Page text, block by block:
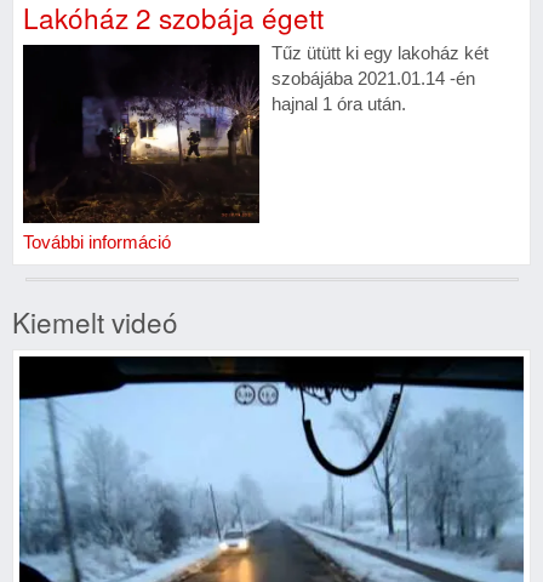
Lakóház 2 szobája égett
Tűz ütütt ki egy lakoház két
szobájába 2021.01.14 -én
hajnal 1 óra után.
További információ
Kiemelt videó